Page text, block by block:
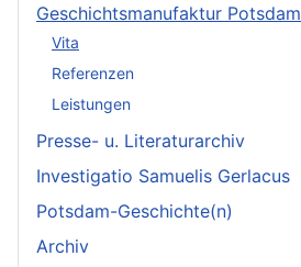
Geschichtsmanufaktur Potsdam
Vita
Referenzen
Leistungen
Presse- u. Literaturarchiv
Investigatio Samuelis Gerlacus
Potsdam-Geschichte(n)
Archiv